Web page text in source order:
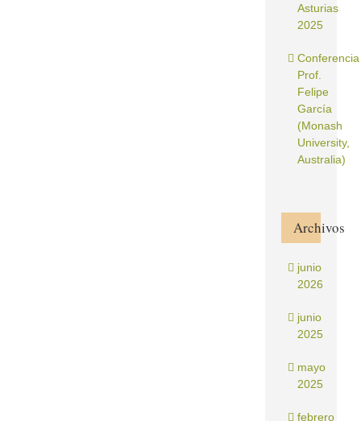
Asturias
2025
Conferencia
Prof.
Felipe
García
(Monash
University,
Australia)
Archivos
junio
2026
junio
2025
mayo
2025
febrero